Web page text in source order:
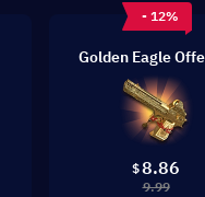
- 12%
Golden Eagle
$8.86
9.99